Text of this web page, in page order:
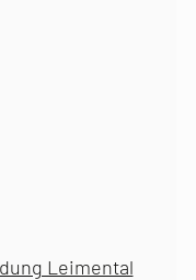
Leimental